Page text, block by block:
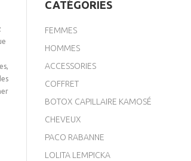
CATÉGORIES
FEMMES
HOMMES
ACCESSORIES
COFFRET
BOTOX CAPILLAIRE KAMOSÉ
CHEVEUX
PACO RABANNE
LOLITA LEMPICKA